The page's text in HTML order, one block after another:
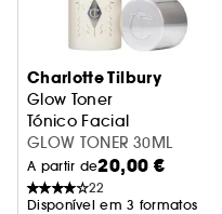
Charlotte Tilbury
Glow Toner
Tónico Facial
GLOW TONER 30ML
A partir de20,00 €
22
Disponível em 3 formatos